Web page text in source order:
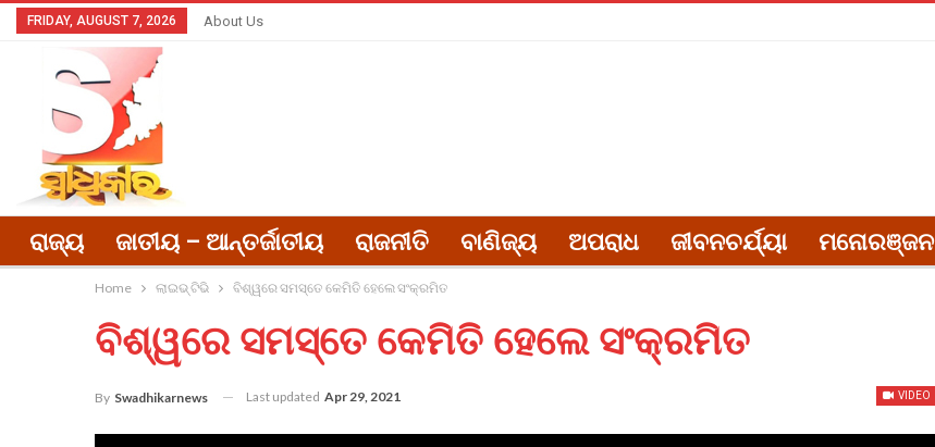
FRIDAY, AUGUST 7, 2026 About Us
ରାଜ୍ୟ ଜାତୀୟ – ଆନ୍ତର୍ଜାତୀୟ ରାଜନୀତି ବାଣିଜ୍ୟ ଅପରାଧ ଜୀବନଚର୍ଯ୍ୟା ମନୋରଞ୍ଜନ
Home ଲାଇଭ୍ ଟିଭି ବିଶ୍ୱରେ ସମସ୍ତେ କେମିତି ହେଲେ ସଂକ୍ରମିତ
ବିଶ୍ୱରେ ସମସ୍ତେ କେମିତି ହେଲେ ସଂକ୍ରମିତ
VIDEO
By Swadhikarnews Last updated Apr 29, 2021